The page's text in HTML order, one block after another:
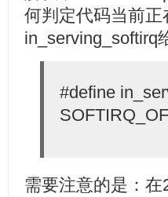
何判定代码当前
in_serving_softirq
#define
需要注意的是：